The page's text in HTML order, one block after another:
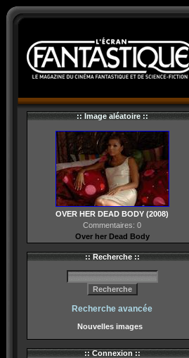
:: Image aléatoire ::
OVER HER DEAD BODY (2008)
Commentaires: 0
Over her Dead Body
:: Recherche ::
Recherche avancée
Nouvelles images
:: Connexion ::